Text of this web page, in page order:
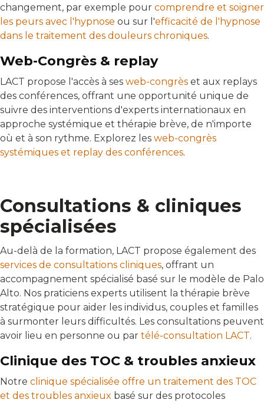
changement, par exemple pour comprendre et soigner
les peurs avec l'hypnose ou sur l'efficacité de l'hypnose
dans le traitement des douleurs chroniques.
Web-Congrès & replay
LACT propose l'accès à ses web-congrès et aux replays
des conférences, offrant une opportunité unique de
suivre des interventions d'experts internationaux en
approche systémique et thérapie brève, de n'importe
où et à son rythme. Explorez les web-congrès
systémiques et replay des conférences.
Consultations & cliniques
spécialisées
Au-delà de la formation, LACT propose également des
services de consultations cliniques, offrant un
accompagnement spécialisé basé sur le modèle de Palo
Alto. Nos praticiens experts utilisent la thérapie brève
stratégique pour aider les individus, couples et familles
à surmonter leurs difficultés. Les consultations peuvent
avoir lieu en personne ou par télé-consultation LACT.
Clinique des TOC & troubles anxieux
Notre clinique spécialisée offre un traitement des TOC
et des troubles anxieux basé sur des protocoles